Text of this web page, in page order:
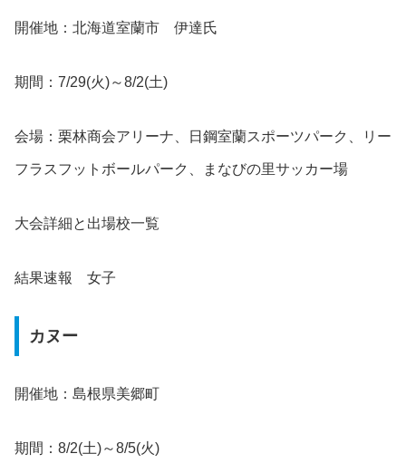
開催地：北海道室蘭市 伊達氏
期間：7/29(火)～8/2(土)
会場：栗林商会アリーナ、日鋼室蘭スポーツパーク、リー
フラスフットボールパーク、まなびの里サッカー場
大会詳細と出場校一覧
結果速報 女子
カヌー
開催地：島根県美郷町
期間：8/2(土)～8/5(火)